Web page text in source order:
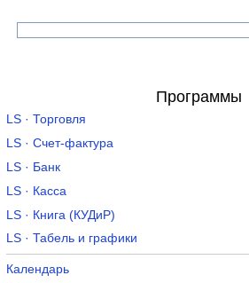
Программы
LS · Торговля
LS · Счет-фактура
LS · Банк
LS · Касса
LS · Книга (КУДиР)
LS · Табель и графики
Календарь